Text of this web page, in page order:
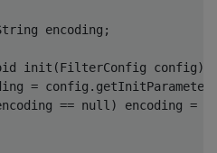
encoding ;
init (FilterConfig config)
= config . getInitParameter
== null ) encoding =